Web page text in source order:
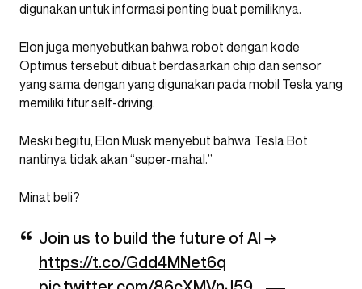
digunakan untuk informasi penting buat pemiliknya.
Elon juga menyebutkan bahwa robot dengan kode
Optimus tersebut dibuat berdasarkan chip dan sensor
yang sama dengan yang digunakan pada mobil Tesla yang
memiliki fitur self-driving.
Meski begitu, Elon Musk menyebut bahwa Tesla Bot
nantinya tidak akan “super-mahal.”
Minat beli?
Join us to build the future of AI →
https://t.co/Gdd4MNet6q